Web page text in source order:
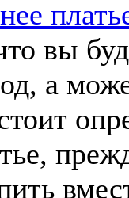
вы
а